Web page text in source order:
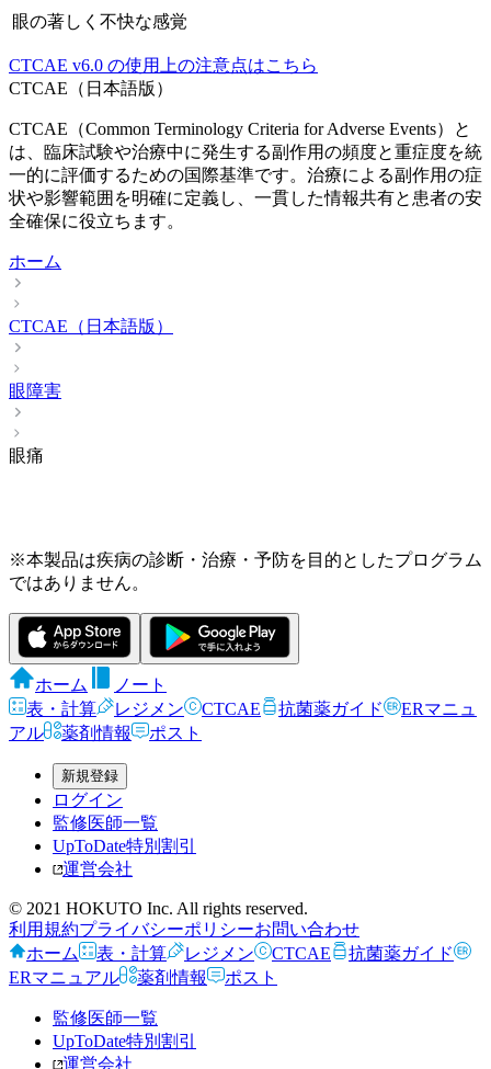
眼の著しく不快な感覚
CTCAE v6.0 の使用上の注意点はこちら
CTCAE（日本語版）
CTCAE（Common Terminology Criteria for Adverse Events）と
は、臨床試験や治療中に発生する副作用の頻度と重症度を統
一的に評価するための国際基準です。治療による副作用の症
状や影響範囲を明確に定義し、一貫した情報共有と患者の安
全確保に役立ちます。
ホーム
CTCAE（日本語版）
眼障害
眼痛
※本製品は疾病の診断・治療・予防を目的としたプログラム
ではありません。
ホーム
ノート
表・計算
レジメン CTCAE 抗菌薬ガイド
ERマニュ
アル
薬剤情報 ポスト
新規登録
ログイン
監修医師一覧
UpToDate特別割引
運営会社
© 2021 HOKUTO Inc. All rights reserved.
利用規約プライバシーポリシーお問い合わせ
ホーム
表・計算 レジメン CTCAE
抗菌薬ガイド
ERマニュアル
薬剤情報 ポスト
監修医師一覧
UpToDate特別割引
運営会社